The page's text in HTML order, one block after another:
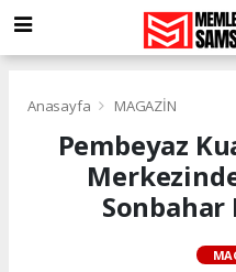
Anasayfa MAGAZİN
Pembeyaz
Sonbahar